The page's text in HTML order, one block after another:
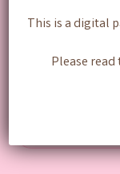
Annabelle –
This is a digital
Please